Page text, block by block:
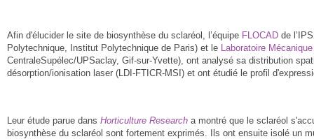
Afin d'élucider le site de biosynthèse du sclaréol, l’équipe FLOCAD de
Polytechnique, Institut Polytechnique de Paris) et le
Laboratoire
CentraleSupélec/UPSaclay, Gif-sur-Yvette), ont analysé sa distribution
désorption/ionisation laser (LDI-FTICR-MSI) et ont étudié le profil
Leur étude parue dans Horticulture Research a montré que le sclaréol
biosynthèse du sclaréol sont fortement exprimés. Ils ont ensuite isolé un